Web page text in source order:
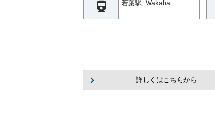
若葉駅 Wakaba
詳しくはこちらから